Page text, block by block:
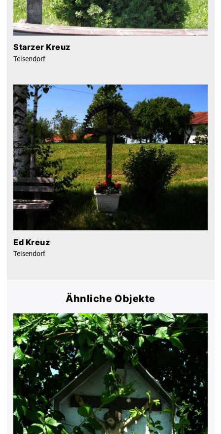
Starzer Kreuz
Teisendorf
Ed Kreuz
Teisendorf
Ähnliche Objekte